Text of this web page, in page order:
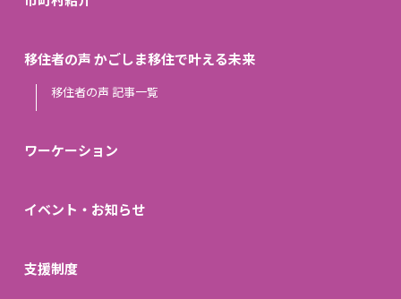
移住者の声 かごしま移住で叶える未来
移住者の声 記事一覧
ワーケーション
イベント・お知らせ
支援制度